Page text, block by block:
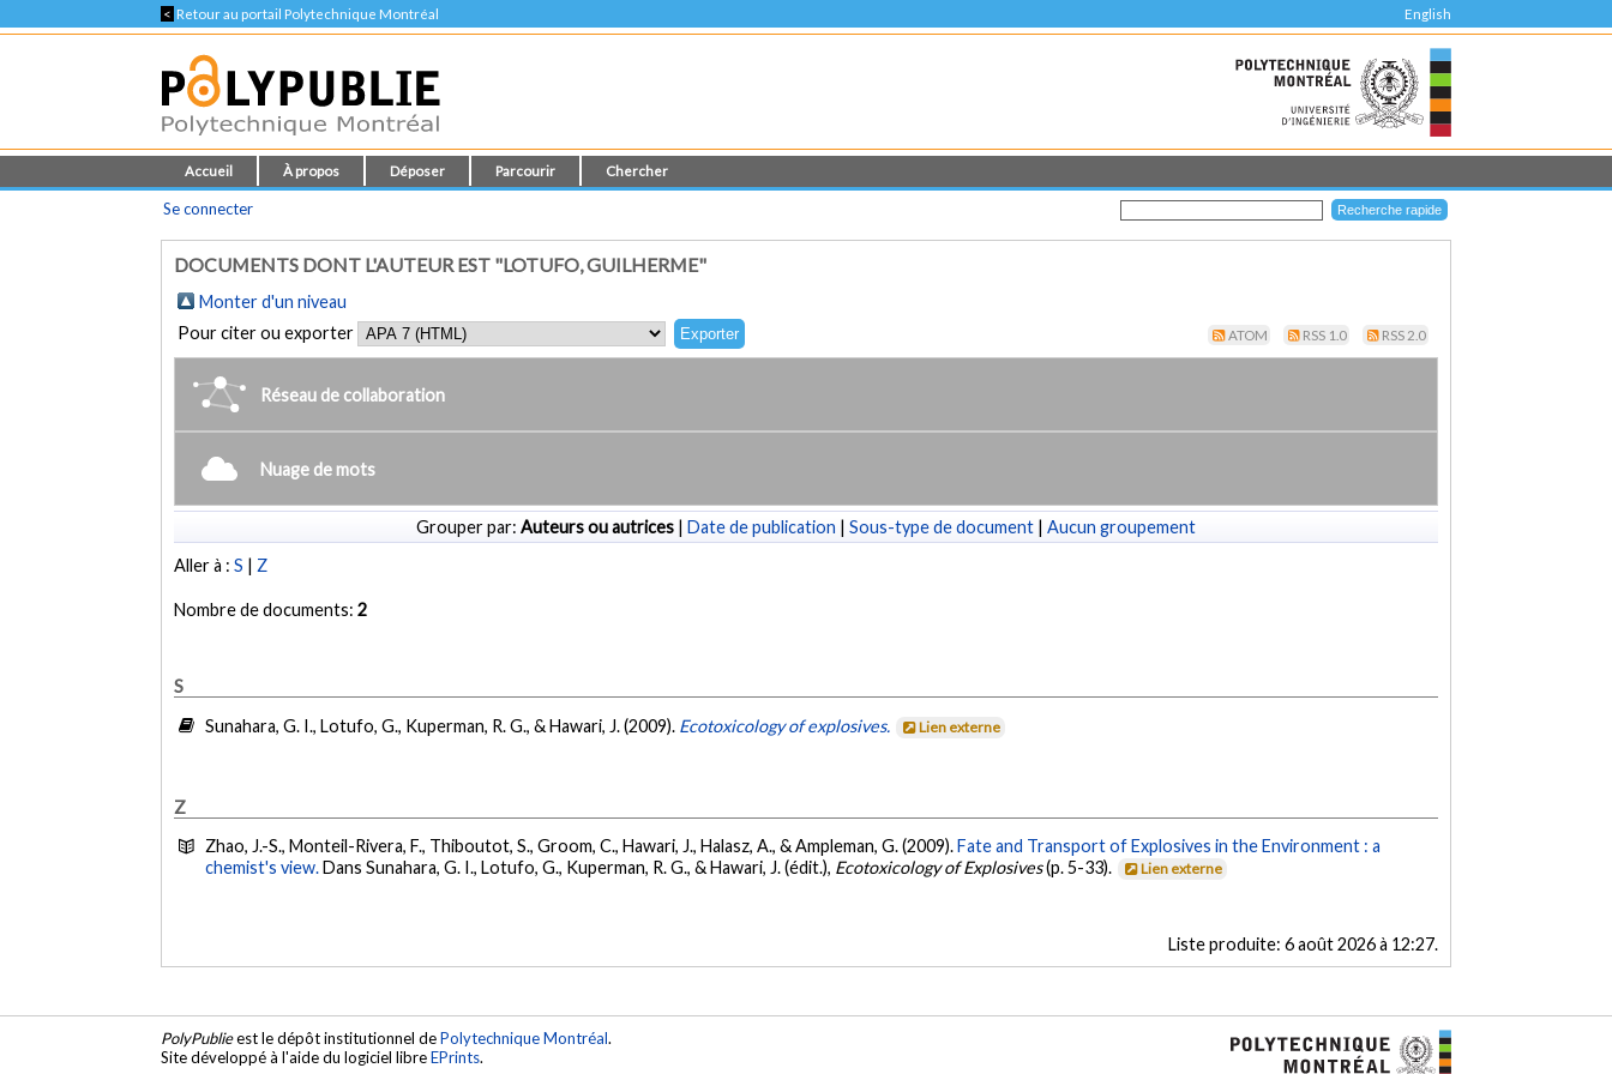
< Retour au portail Polytechnique Montréal English
Accueil À propos Déposer Parcourir Chercher
Se connecter
DOCUMENTS DONT L'AUTEUR EST "LOTUFO, GUILHERME"
Monter d'un niveau
Pour citer ou exporter
ATOM RSS 1.0 RSS 2.0
Réseau de collaboration
Nuage de mots
Grouper par: Auteurs ou autrices | Date de publication | Sous-type de document | Aucun groupement
Aller à :S | Z
Nombre de documents:2
S
Sunahara, G. I., Lotufo, G., Kuperman, R. G., & Hawari, J. (2009). Ecotoxicology of explosives. Lien externe
Z
Zhao, J.-S., Monteil-Rivera, F., Thiboutot, S., Groom, C., Hawari, J., Halasz, A., & Ampleman, G. (2009).Fate and Transport of Explosives in the Environment : a
chemist's view.Dans Sunahara, G. I., Lotufo, G., Kuperman, R. G., & Hawari, J. (édit.), Ecotoxicology of Explosives(p. 5-33). Lien externe
Liste produite: 6 août 2026 à 12:27.
PolyPublieest le dépôt institutionnel dePolytechnique Montréal.
Site développé à l'aide du logiciel libreEPrints.